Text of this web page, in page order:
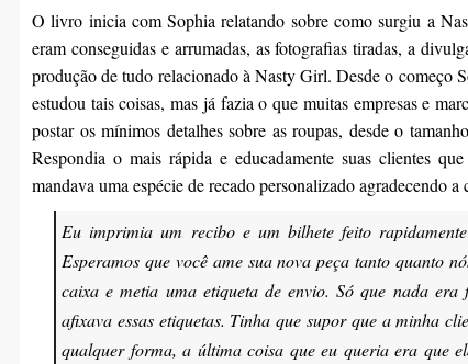
O livro inicia com Sophia relatando sobre como surgiu a
eram conseguidas e arrumadas, as fotografias tiradas, a
produção de tudo relacionado à Nasty Girl. Desde o começo
estudou tais coisas, mas já fazia o que muitas empresas e
postar os mínimos detalhes sobre as roupas, desde o
Respondia o mais rápida e educadamente suas clientes
mandava uma espécie de recado personalizado agradecendo a
Eu imprimia um recibo e um bilhete feito
Esperamos que você ame sua nova peça tanto quanto
caixa e metia uma etiqueta de envio. Só que nada
afixava essas etiquetas. Tinha que supor que a minha
qualquer forma, a última coisa que eu queria era que